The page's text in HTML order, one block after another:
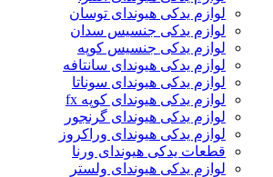
لوازم یدکی هیوندای توسان
لوازم یدکی جنسیس سدان
لوازم یدکی جنسیس کوپه
لوازم یدکی هیوندای سانتافه
لوازم یدکی هیوندای سوناتا
لوازم یدکی هیوندای کوپه fx
لوازم یدکی هیوندای گرنجور
لوازم یدکی هیوندای وراکروز
قطعات یدکی هیوندای ورنا
لوازم یدکی هیوندای ولستر